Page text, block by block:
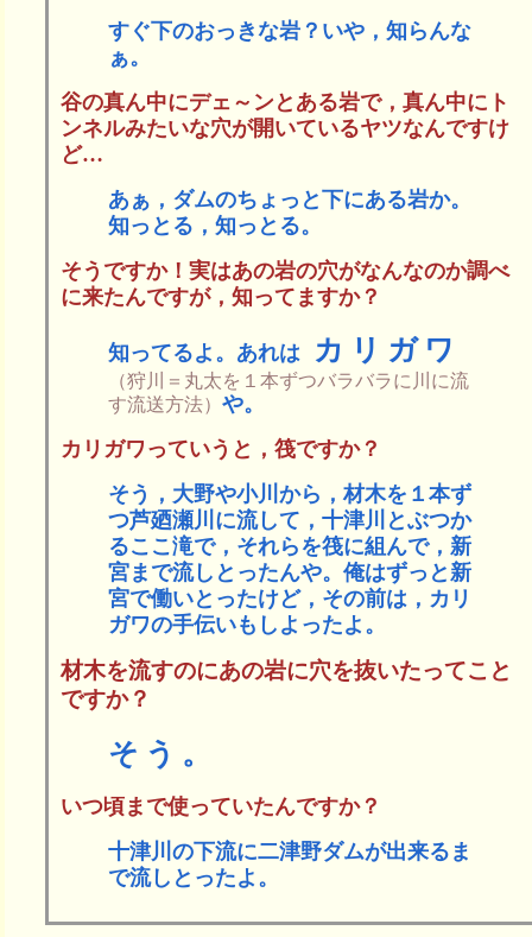
すぐ下のおっきな岩？いや，知らんな
ぁ。
谷の真ん中にデェ～ンとある岩で，真ん中にト
ンネルみたいな穴が開いているヤツなんですけ
ど…
あぁ，ダムのちょっと下にある岩か。
知っとる，知っとる。
そうですか！実はあの岩の穴がなんなのか調べ
に来たんですが，知ってますか？
知ってるよ。あれはカリガワ
（狩川＝丸太を１本ずつバラバラに川に流
す流送方法） や。
カリガワっていうと，筏ですか？
そう，大野や小川から，材木を１本ず
つ芦廼瀬川に流して，十津川とぶつか
るここ滝で，それらを筏に組んで，新
宮まで流しとったんや。俺はずっと新
宮で働いとったけど，その前は，カリ
ガワの手伝いもしよったよ。
材木を流すのにあの岩に穴を抜いたってこと
ですか？
そう。
いつ頃まで使っていたんですか？
十津川の下流に二津野ダムが出来るま
で流しとったよ。